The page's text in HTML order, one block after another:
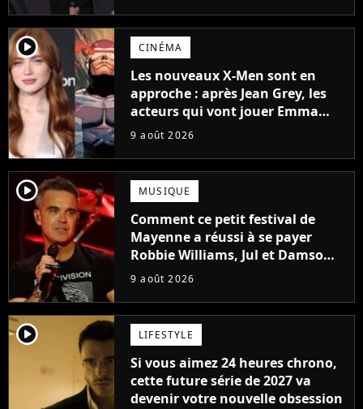
player2 CINÉMA
Les nouveaux X-Men sont en
approche : après Jean Grey, les
acteurs qui vont jouer Emma
Frost et Cyclope trouvés !
9 août 2026
player2 MUSIQUE
Comment ce petit festival de
Mayenne a réussi à se payer
Robbie Williams, Jul et Damso
cette année ?
9 août 2026
player2 LIFESTYLE
Si vous aimez 24 heures chrono,
cette future série de 2027 va
devenir votre nouvelle obsession